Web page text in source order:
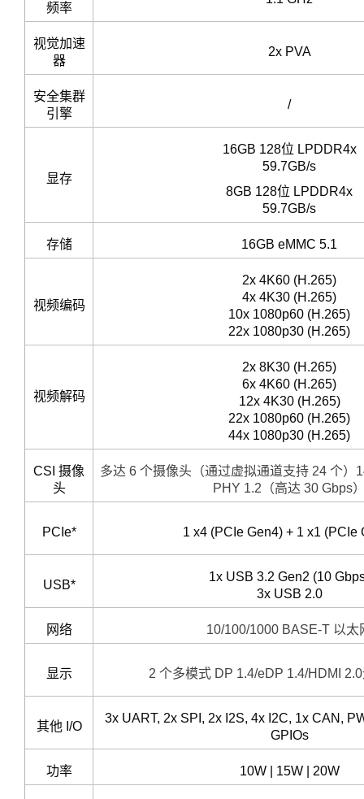
频率
视觉加速
器
2x PVA
安全集群
引擎
/
显存
16GB 128位 LPDDR4x
59.7GB/s
8GB 128位 LPDDR4x
59.7GB/s
存储 16GB eMMC 5.1
视频编码
2x 4K60 (H.265)
4x 4K30 (H.265)
10x 1080p60 (H.265)
22x 1080p30 (H.265)
视频解码
2x 8K30 (H.265)
6x 4K60 (H.265)
12x 4K30 (H.265)
22x 1080p60 (H.265)
44x 1080p30 (H.265)
CSI 摄像
头
多达 6 个摄像头（通过虚拟通道支持 24 个）
PHY 1.2（高达 30 Gbps
PCIe* 1 x4 (PCIe Gen4) + 1 x1 (PCIe
USB*
1x USB 3.2 Gen2 (10
3x USB 2.0
网络 10/100/1000 BASE-T 以太
显示 2 个多模式 DP 1.4/eDP 1.4/HDMI
其他 I/O
3x UART, 2x SPI, 2x I2S, 4x I2C, 1x CAN,
GPIOs
功率 10W | 15W | 20W